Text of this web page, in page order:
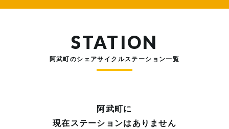
STATION
阿武町のシェアサイクルステーション一覧
阿武町に
現在ステーションはありません